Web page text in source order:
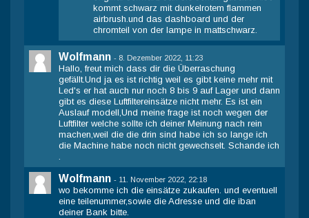
kommt schwarz mit dunkelrotem flammen
airbrush.und das dashboard und der
chromteil von der lampe in mattschwarz.
Wolfmann - 8. Dezember 2022, 11:23
Hallo, freut mich dass dir die Überraschung
gefällt.Und ja es ist richtig weil es gibt keine mehr mit
Led's er hat auch nur noch 8 bis 9 auf Lager und dann
gibt es diese Luftfiltereinsätze nicht mehr. Es ist ein
Auslauf modell,Und meine frage ist noch wegen der
Luftfilter welche sollte ich deiner Meinung nach rein
machen,weil die die drin sind habe ich so lange ich
die Machine habe noch nicht gewechselt. Schande ich
.
Wolfmann - 11. November 2022, 22:18
wo bekomme ich die einsätze zukaufen. und eventuell
eine teilenummer,sowie die Adresse und die iban
deiner Bank bitte.